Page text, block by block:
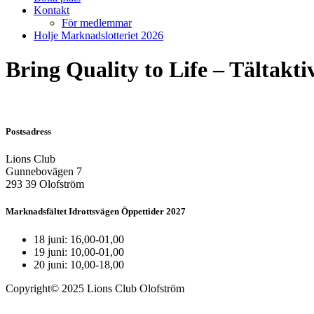
Kontakt
För medlemmar
Holje Marknadslotteriet 2026
Bring Quality to Life –
Postsadress
Lions Club
Gunnebovägen 7
293 39 Olofström
Marknadsfältet Idrottsvägen Öppettider 2027
18 juni: 16,00-01,00
19 juni: 10,00-01,00
20 juni: 10,00-18,00
Copyright© 2025 Lions Club Olofström